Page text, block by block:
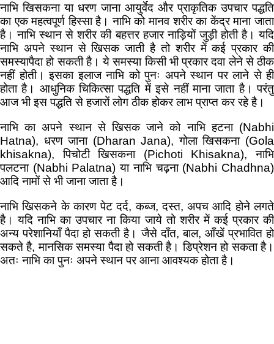
नाभि खिसकना या धरण जाना आयुर्वेद और प्राकृतिक उपचार पद्धति
का एक महत्वपूर्ण हिस्सा है। नाभि को मानव शरीर का केंद्र माना जाता
है। नाभि स्थान से शरीर की बहत्तर हजार नाड़ियों जुड़ी होती है। यदि
नाभि अपने स्थान से खिसक जाती है तो शरीर में कई प्रकार की
समस्यापैदा हो सकती है। ये समस्या किसी भी प्रकार दवा लेने से ठीक
नहीं होती। इसका इलाज नाभि को पुनः अपने स्थान पर लाने से ही
होता है। आधुनिक चिकित्सा पद्धति में इसे नहीं माना जाता है। परंतु
आज भी इस पद्धति से हजारों लोग ठीक होकर लाभ प्राप्त कर रहे है।
नाभि का अपने स्थान से खिसक जाने को नाभि हटना (Nabhi
Hatna), धरण जाना (Dharan Jana), गोला खिसकना (Gola
khisakna), पिचोटी खिसकना (Pichoti Khisakna), नाभि
पलटना (Nabhi Palatna) या नाभि चढ़ना (Nabhi Chadhna)
आदि नामों से भी जाना जाता है।
नाभि खिसकने के कारण पेट दर्द, कब्ज, दस्त, अपच आदि होने लगते
है। यदि नाभि का उपचार ना किया जाये तो शरीर में कई प्रकार की
अन्य परेशानियाँ पैदा हो सकती है। जैसे दाँत, बाल, आँखें प्रभावित हो
सकते है, मानसिक समस्या पैदा हो सकती है। डिप्रेशन हो सकता है।
अतः नाभि का पुनः अपने स्थान पर आना आवश्यक होता है।